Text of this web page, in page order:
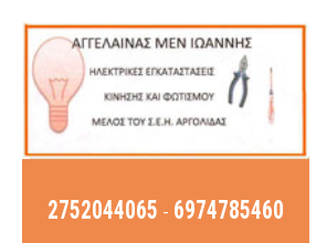
2752044065 - 6974785460